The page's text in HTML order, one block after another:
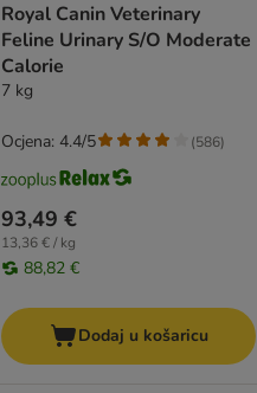
Royal Canin Veterinary
Feline Urinary S/O Moderate
Calorie
7 kg
93,49 €
13,36 € / kg
88,82 €
Ocjena: 4.4/5 (586)
Dodaj u košaricu